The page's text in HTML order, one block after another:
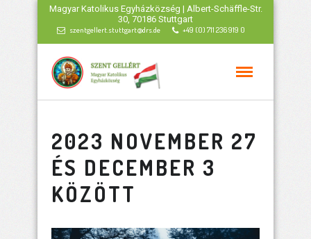
Magyar Katolikus Egyházközség | Albert-Schäffle-Str.
30, 70186 Stuttgart
szentgellert.stuttgart@drs.de +49 (0) 711 236 919 0
2023 NOVEMBER 27
ÉS DECEMBER 3
KÖZÖTT